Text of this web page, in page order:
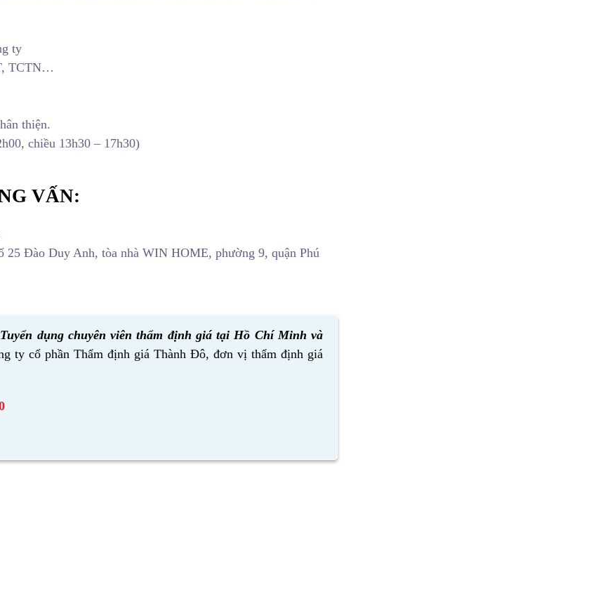
ty
TCTN…
thiện.
chiều 13h30 – 17h30)
VẤN:
Đào Duy Anh, tòa nhà WIN HOME, phường 9, quận Phú
dụng chuyên viên thẩm định giá tại Hồ Chí Minh và
ty cổ phần Thẩm định giá Thành Đô, đơn vị thẩm định giá